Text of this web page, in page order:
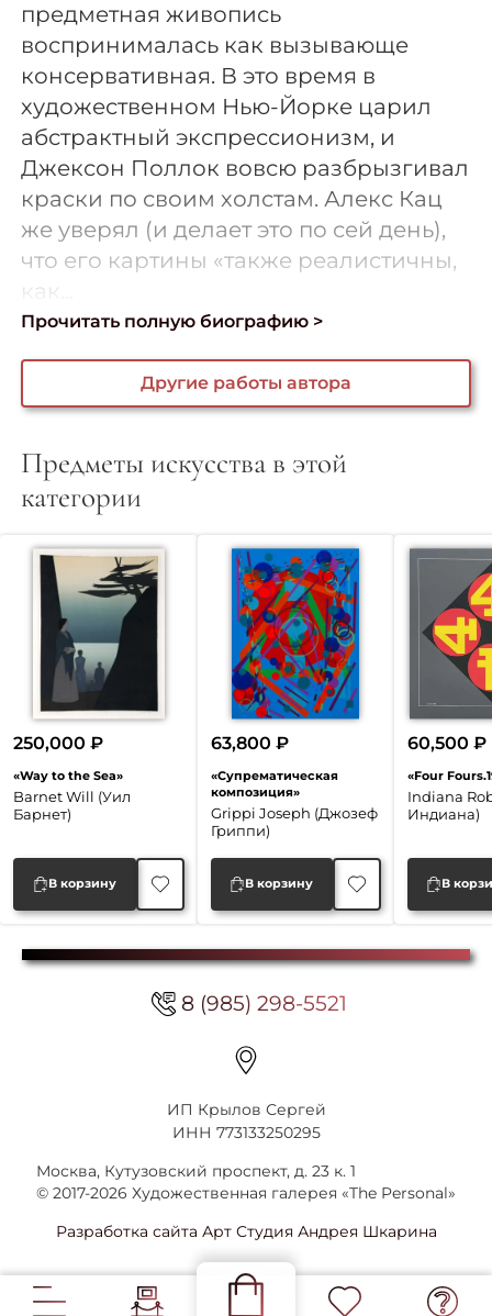
предметная живопись
воспринималась как вызывающе
консервативная. В это время в
художественном Нью-Йорке царил
абстрактный экспрессионизм, и
Джексон Поллок вовсю разбрызгивал
краски по своим холстам. Алекс Кац
же уверял (и делает это по сей день),
что его картины «также реалистичны,
как...
Прочитать полную биографию >
Другие работы автора
Предметы искусства в этой
категории
«Way to the Sea»
Barnet Will (Уил
Барнет)
250,000₽
В корзину
«Супрематическая
композиция»
Grippi Joseph (Джозеф
Гриппи)
63,800 ₽
В корзину
«Four
Indiana
Индиана)
60,500 ₽
В
8 (985) 298-5521
ИП Крылов Сергей
ИНН 773133250295
Москва, Кутузовский проспект, д. 23 к. 1
© 2017-2026 Художественная галерея «The Personal»
Разработка сайта Арт Студия Андрея Шкарина